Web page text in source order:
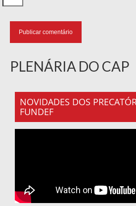
PLENÁRIA DO CAP
NOVIDADES DOS
FUNDEF